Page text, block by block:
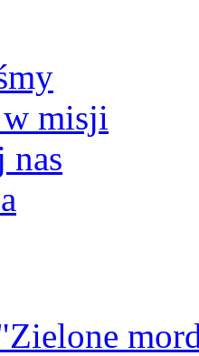
misji
nas